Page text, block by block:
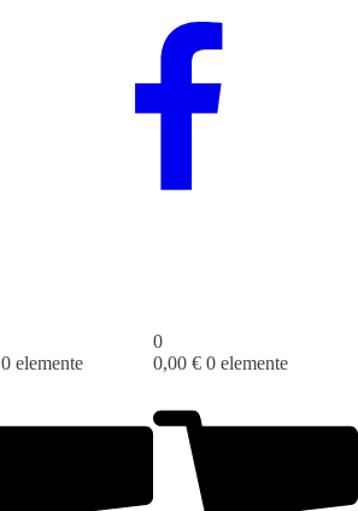
0 elemente
0
0,00 € 0 elemente